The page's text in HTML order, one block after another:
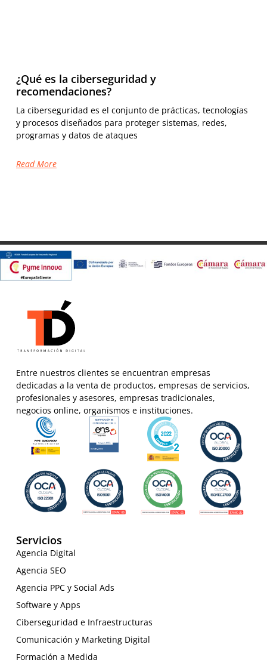
¿Qué es la ciberseguridad y
recomendaciones?
La ciberseguridad es el conjunto de prácticas, tecnologías
y procesos diseñados para proteger sistemas, redes,
programas y datos de ataques
Read More
Entre nuestros clientes se encuentran empresas
dedicadas a la venta de productos, empresas de servicios,
profesionales y asesores, empresas tradicionales,
negocios online, organismos e instituciones.
Servicios
Agencia Digital
Agencia SEO
Agencia PPC y Social Ads
Software y Apps
Ciberseguridad e Infraestructuras
Comunicación y Marketing Digital
Formación a Medida